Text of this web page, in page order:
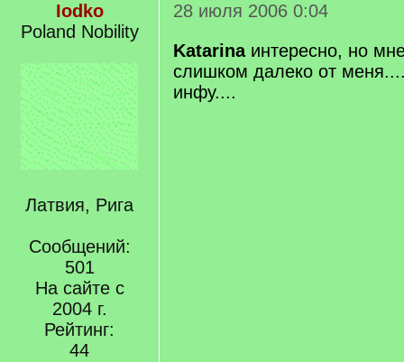
Iodko
Poland Nobility
Латвия, Рига
Сообщений:
501
На сайте с
2004 г.
Рейтинг:
44
28 июля 2006 0:04
Katarinaинтересно, но
слишком далеко от
инфу....